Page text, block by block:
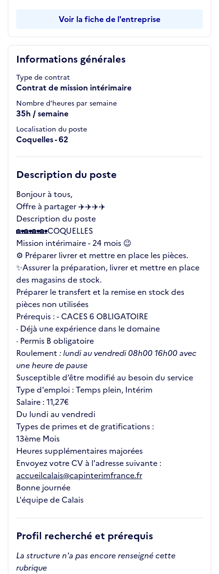
Informations générales
Type de contrat
Contrat de mission intérimaire
Nombre d'heures par semaine
35h / semaine
Localisation du poste
Coquelles - 62
Description du poste
Bonjour à tous,
Offre à partager ✈️✈️✈️✈️
Description du poste
🏡🏡🏡🏡COQUELLES
Mission intérimaire - 24 mois 😉
⚙ Préparer livrer et mettre en place les pièces.
✨Assurer la préparation, livrer et mettre en place
des magasins de stock.
Préparer le transfert et la remise en stock des
pièces non utilisées
Prérequis : - CACES 6 OBLIGATOIRE
· Déjà une expérience dans le domaine
· Permis B obligatoire
Roulement : lundi au vendredi 08h00 16h00 avec
une heure de pause
Susceptible d’être modifié au besoin du service
Type d'emploi : Temps plein, Intérim
Salaire : 11,27€
Du lundi au vendredi
Types de primes et de gratifications :
13ème Mois
Heures supplémentaires majorées
Envoyez votre CV à l'adresse suivante :
accueilcalais@capinterimfrance.fr
Bonne journée
L'équipe de Calais
Profil recherché et prérequis
La structure n'a pas encore renseigné cette
rubrique
Voir la fiche de l'entreprise